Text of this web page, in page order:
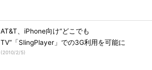
AT&T、iPhone向け“どこでも
TV”「SlingPlayer」での3G利用を可能に
(2010/2/5)